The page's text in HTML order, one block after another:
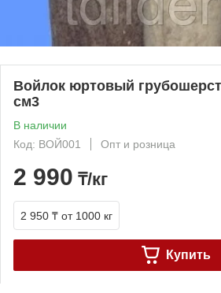
Войлок юртовый
см3
В наличии
Код: ВОЙ001
Опт и розница
2 990 ₸/кг
2 950 ₸ от 1000 кг
Купить